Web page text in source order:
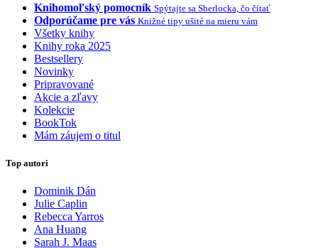
Knihomoľský pomocník Spýtajte sa Sherlocka, čo čítať
Odporúčame pre vás Knižné tipy ušité na mieru vám
Všetky knihy
Knihy roka 2025
Bestsellery
Novinky
Pripravované
Akcie a zľavy
Kolekcie
BookTok
Mám záujem o titul
Top autori
Dominik Dán
Julie Caplin
Rebecca Yarros
Ana Huang
Sarah J. Maas